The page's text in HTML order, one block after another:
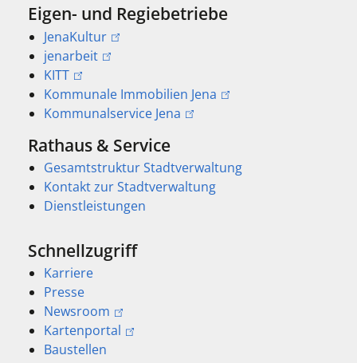
Eigen- und Regiebetriebe
JenaKultur
jenarbeit
KITT
Kommunale Immobilien Jena
Kommunalservice Jena
Rathaus & Service
Gesamtstruktur Stadtverwaltung
Kontakt zur Stadtverwaltung
Dienstleistungen
Schnellzugriff
Karriere
Presse
Newsroom
Kartenportal
Baustellen